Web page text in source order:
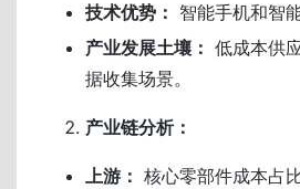
技术优势： 智能手机和智
产业发展土壤： 低成本供
据收集场景。
产业链分析：
上游： 核心零部件成本占